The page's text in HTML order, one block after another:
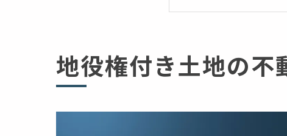
通行地役権
通行地役権が売
通行地役権
車の通行が
地役権付き土地の不